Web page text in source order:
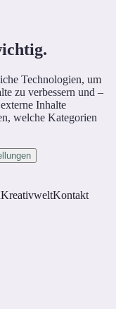
Technologien, um
zu verbessern und –
Inhalte
welche Kategorien
KreativweltKontakt